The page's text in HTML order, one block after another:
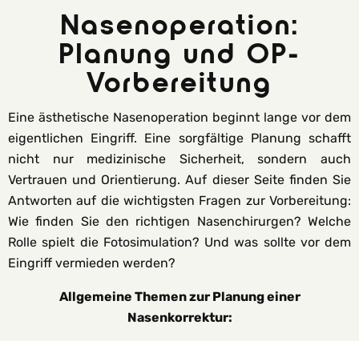
Nasenoperation:
Planung und OP-
Vorbereitung
Eine ästhetische Nasenoperation beginnt lange vor dem
eigentlichen Eingriff. Eine sorgfältige Planung schafft
nicht nur medizinische Sicherheit, sondern auch
Vertrauen und Orientierung. Auf dieser Seite finden Sie
Antworten auf die wichtigsten Fragen zur Vorbereitung:
Wie finden Sie den richtigen Nasenchirurgen? Welche
Rolle spielt die Fotosimulation? Und was sollte vor dem
Eingriff vermieden werden?
Allgemeine Themen zur Planung einer
Nasenkorrektur: